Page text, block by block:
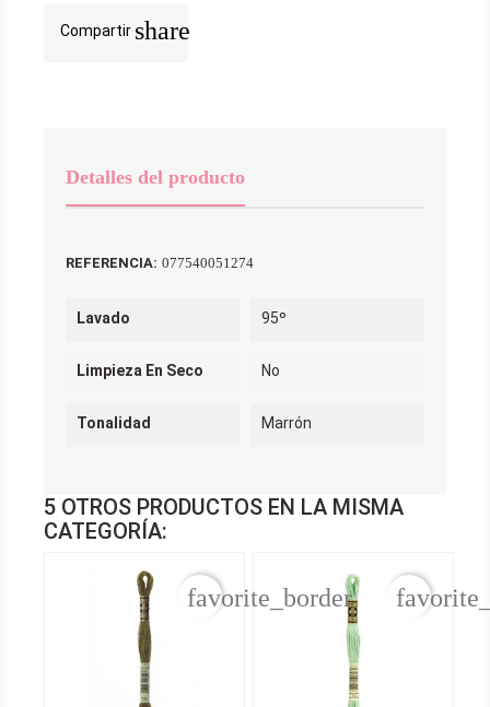
Compartir share
Detalles del producto
REFERENCIA: 077540051274
Lavado 95º
Limpieza En Seco No
Tonalidad Marrón
5 OTROS PRODUCTOS EN LA MISMA
CATEGORÍA:
favorite_border